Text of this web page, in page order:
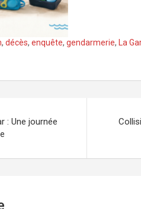
, décès, enquête, gendarmerie, La
: Une journée